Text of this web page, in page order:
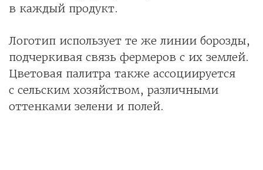
в каждый продукт.
Логотип использует те же линии борозды,
подчеркивая связь фермеров с их землей.
Цветовая палитра также ассоциируется
с сельским хозяйством, различными
оттенками зелени и полей.